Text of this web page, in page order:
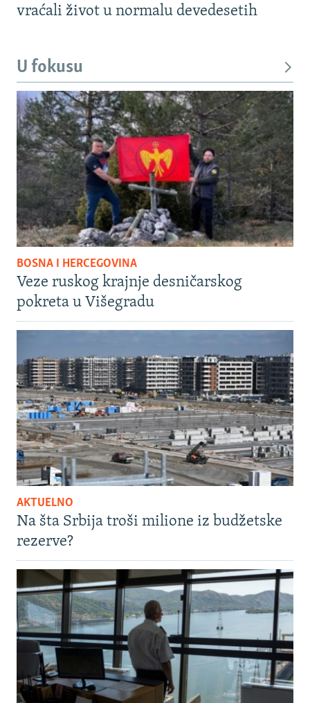
vraćali život u normalu devedesetih
U fokusu
BOSNA I HERCEGOVINA
Veze ruskog krajnje desničarskog
pokreta u Višegradu
AKTUELNO
Na šta Srbija troši milione iz budžetske
rezerve?